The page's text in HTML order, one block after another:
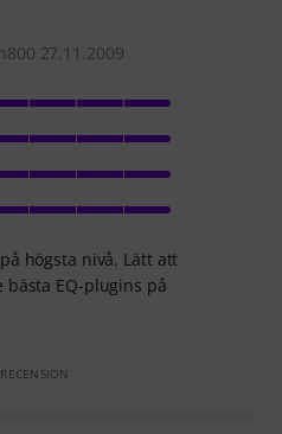
27.11.2009
högsta nivå. Lätt att
bästa EQ-plugins på